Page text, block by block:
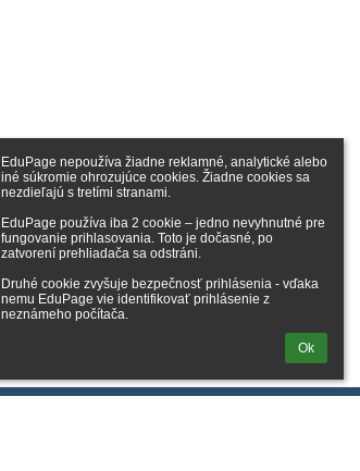
EduPage nepoužíva žiadne reklamné, analytické alebo
iné súkromie ohrozujúce cookies. Žiadne cookies sa
nezdieľajú s tretími stranami.
EduPage používa iba 2 cookie – jedno nevyhnutné pre
fungovanie prihlasovania. Toto je dočasné, po
zatvorení prehliadača sa odstráni.
Druhé cookie zvyšuje bezpečnosť prihlásenia - vďaka
nemu EduPage vie identifikovať prihlásenie z
neznámeho počítača.
Ok